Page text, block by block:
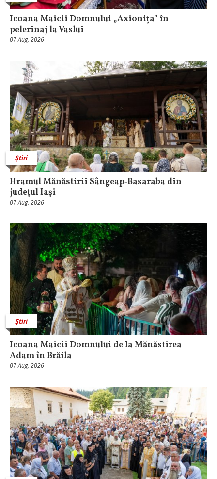
Icoana Maicii Domnului „Axionița” în
pelerinaj la Vaslui
07 Aug, 2026
Știri
Hramul Mănăstirii Sângeap‑Basaraba din
judeţul Iaşi
07 Aug, 2026
Știri
Icoana Maicii Domnului de la Mănăstirea
Adam în Brăila
07 Aug, 2026